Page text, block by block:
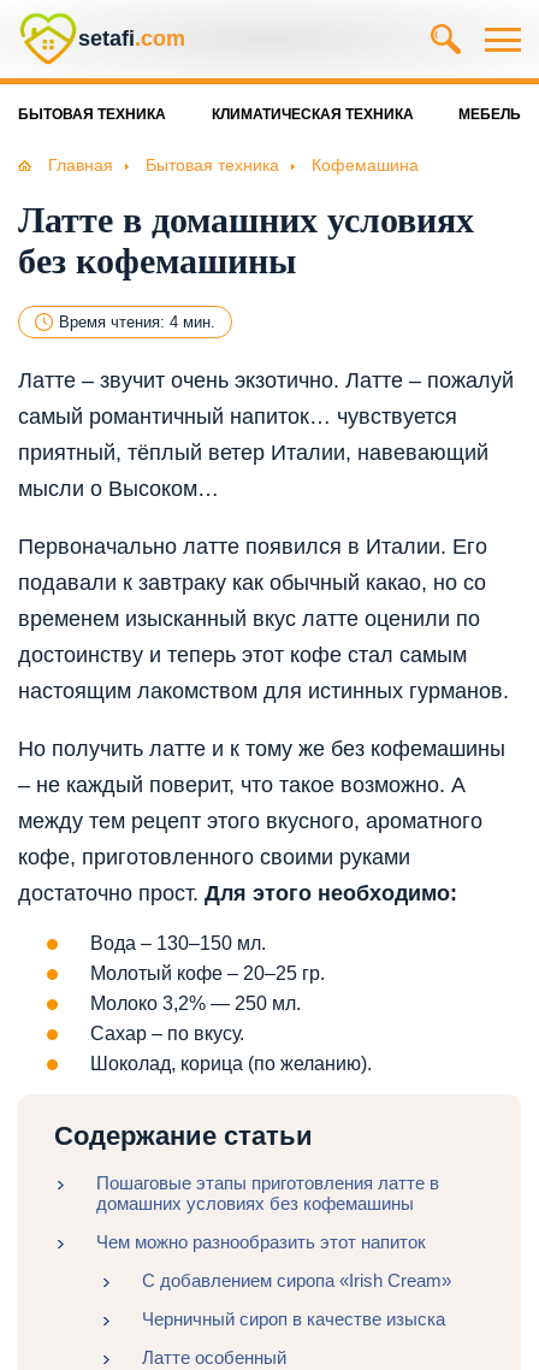
setafi.com
БЫТОВАЯ ТЕХНИКА КЛИМАТИЧЕСКАЯ ТЕХНИКА МЕБЕЛЬ
Главная Бытовая техника Кофемашина
Латте в домашних условиях
без кофемашины
Время чтения: 4 мин.
Латте – звучит очень экзотично. Латте – пожалуй
самый романтичный напиток… чувствуется
приятный, тёплый ветер Италии, навевающий
мысли о Высоком…
Первоначально латте появился в Италии. Его
подавали к завтраку как обычный какао, но со
временем изысканный вкус латте оценили по
достоинству и теперь этот кофе стал самым
настоящим лакомством для истинных гурманов.
Но получить латте и к тому же без кофемашины
– не каждый поверит, что такое возможно. А
между тем рецепт этого вкусного, ароматного
кофе, приготовленного своими руками
достаточно прост. Для этого необходимо:
Вода – 130–150 мл.
Молотый кофе – 20–25 гр.
Молоко 3,2% — 250 мл.
Сахар – по вкусу.
Шоколад, корица (по желанию).
Содержание статьи
Пошаговые этапы приготовления латте в
домашних условиях без кофемашины
Чем можно разнообразить этот напиток
С добавлением сиропа «Irish Cream»
Черничный сироп в качестве изыска
Латте особенный